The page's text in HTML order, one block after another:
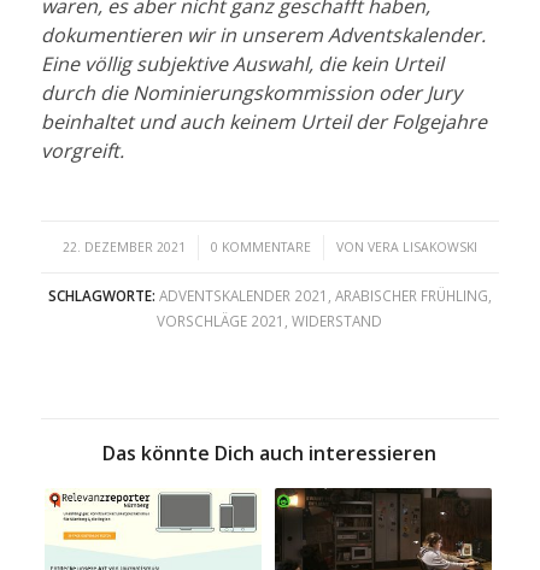
waren, es aber nicht ganz geschafft haben,
dokumentieren wir in unserem Adventskalender.
Eine völlig subjektive Auswahl, die kein Urteil
durch die Nominierungskommission oder Jury
beinhaltet und auch keinem Urteil der Folgejahre
vorgreift.
22. DEZEMBER 2021
/ 0 KOMMENTARE
/ VON VERA LISAKOWSKI
SCHLAGWORTE: ADVENTSKALENDER 2021 ARABISCHER FRÜHLING
VORSCHLÄGE 2021 ,WIDERSTAND
Das könnte Dich auch interessieren